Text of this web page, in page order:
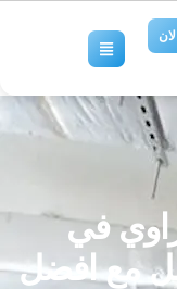
في
مع افضل